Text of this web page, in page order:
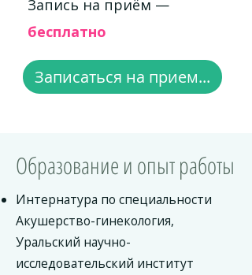
Запись на приём —
бесплатно
Записаться на прием...
Образование и опыт работы
Интернатура по специальности
Акушерство-гинекология,
Уральский научно-
исследовательский институт